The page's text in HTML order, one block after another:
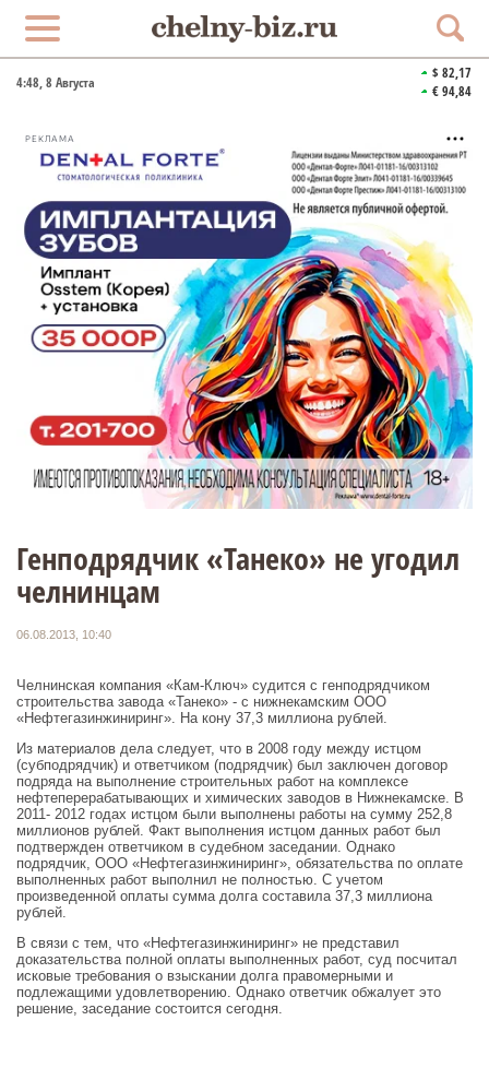
4:48, 8 Августа
$ 82,17
€ 94,84
РЕКЛАМА
Генподрядчик «Танеко» не угодил
челнинцам
06.08.2013, 10:40
Челнинская компания «Кам-Ключ» судится с генподрядчиком
строительства завода «Танеко» - с нижнекамским ООО
«Нефтегазинжиниринг». На кону 37,3 миллиона рублей.
Из материалов дела следует, что в 2008 году между истцом
(субподрядчик) и ответчиком (подрядчик) был заключен договор
подряда на выполнение строительных работ на комплексе
нефтеперерабатывающих и химических заводов в Нижнекамске. В
2011- 2012 годах истцом были выполнены работы на сумму 252,8
миллионов рублей. Факт выполнения истцом данных работ был
подтвержден ответчиком в судебном заседании. Однако
подрядчик, ООО «Нефтегазинжиниринг», обязательства по оплате
выполненных работ выполнил не полностью. С учетом
произведенной оплаты сумма долга составила 37,3 миллиона
рублей.
В связи с тем, что «Нефтегазинжиниринг» не представил
доказательства полной оплаты выполненных работ, суд посчитал
исковые требования о взыскании долга правомерными и
подлежащими удовлетворению. Однако ответчик обжалует это
решение, заседание состоится сегодня.